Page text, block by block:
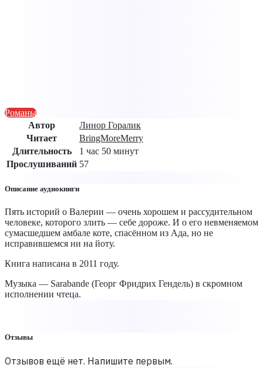
Романы
Автор
Линор Горалик
Читает
BringMoreMerry
Длительность
1 час 50 минут
Прослушиваний 57
Описание аудиокниги
Пять историй о Валерии — очень хорошем и рассудительном
человеке, которого злить — себе дороже. И о его невменяемом
сумасшедшем амбале коте, спасённом из Ада, но не
исправившемся ни на йоту.
Книга написана в 2011 году.
Музыка — Sarabande (Георг Фридрих Гендель) в скромном
исполнении чтеца.
Отзывы
Отзывов ещё нет. Напишите первым.